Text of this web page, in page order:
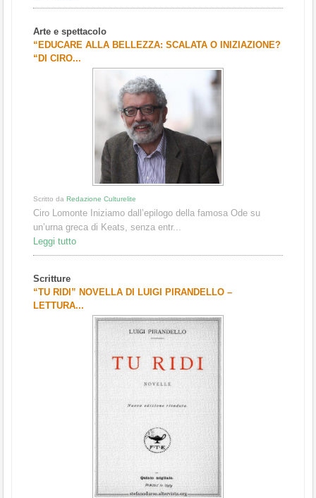
Arte e spettacolo
“EDUCARE ALLA BELLEZZA: SCALATA O INIZIAZIONE?
“DI CIRO...
Scritto da Redazione Culturelite
Ciro Lomonte Iniziamo dall’epilogo della famosa Ode su
un’urna greca di Keats, senza entr...
Leggi tutto
Scritture
“TU RIDI” NOVELLA DI LUIGI PIRANDELLO –
LETTURA...